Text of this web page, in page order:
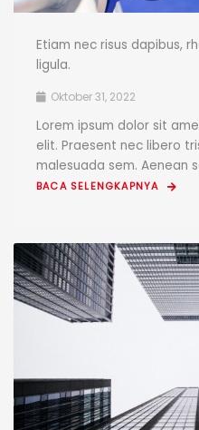
Etiam nec risus dapibus,
ligula.
Oktober 31, 2022
Lorem ipsum dolor sit
elit. Praesent nec libero
malesuada sem. Aenean
BACA SELENGKAPNYA